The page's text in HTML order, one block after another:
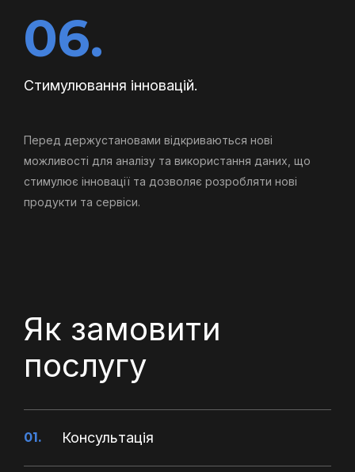
06.
Стимулювання інновацій.
Перед держустановами відкриваються нові
можливості для аналізу та використання даних, що
стимулює інновації та дозволяє розробляти нові
продукти та сервіси.
Як замовити
послугу
01. Консультація